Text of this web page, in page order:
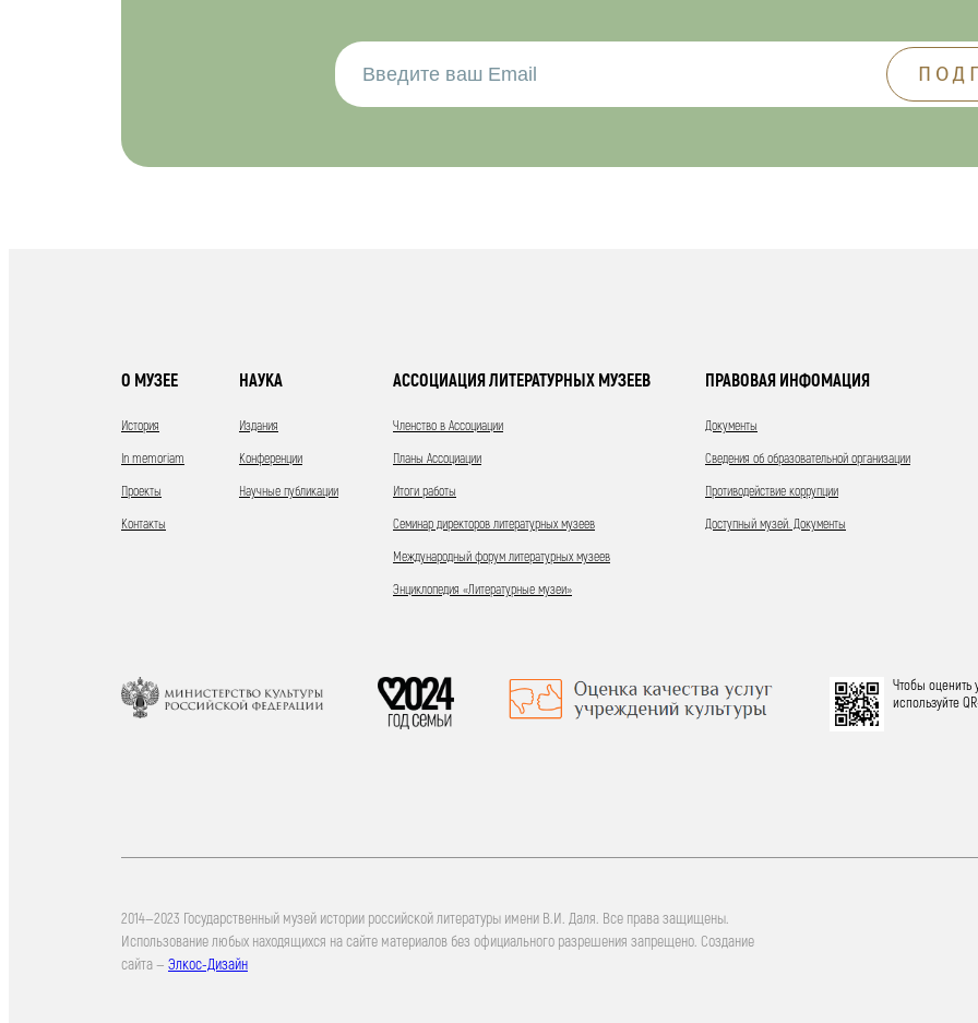
О МУЗЕЕ
История
In memoriam
Проекты
Контакты
НАУКА
Издания
Конференции
Научные публикации
АССОЦИАЦИЯ ЛИТЕРАТУРНЫХ МУЗЕЕВ
Членство в Ассоциации
Планы Ассоциации
Итоги работы
Семинар директоров литературных музеев
Международный форум литературных музеев
Энциклопедия «Литературные музеи»
ПРАВОВАЯ ИНФОМАЦИЯ
Документы
Сведения об образовательной организации
Противодействие коррупции
Доступный музей. Документы
Чтобы оценить
используйте
2014—2023 Государственный музей истории российской литературы имени В.И. Даля. Все права защищены.
Использование любых находящихся на сайте материалов без официального разрешения запрещено. Создание
сайта — Элкос-Дизайн